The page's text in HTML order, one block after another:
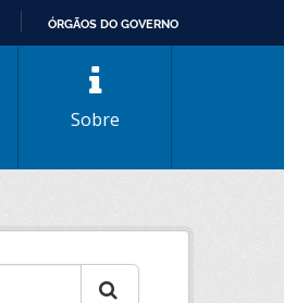
ÓRGÃOS DO GOVERNO
Sobre